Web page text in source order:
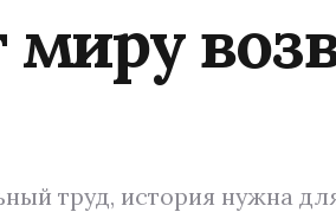
миру
труд, история нужна